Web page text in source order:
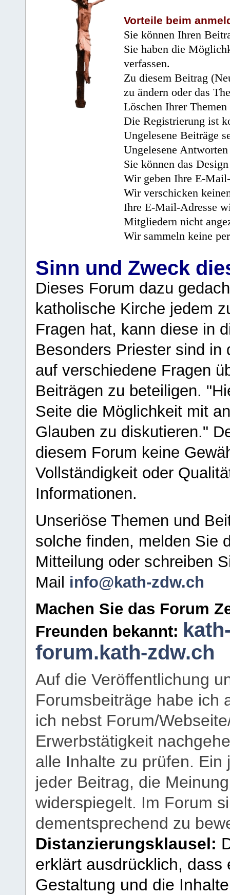
Vorteile beim
Sie können Ihren
Sie haben die
verfassen.
Zu diesem Beitrag
zu ändern oder das
Löschen Ihrer
Die Registrierung ist
Ungelesene Beiträge
Ungelesene
Sie können das
Wir geben Ihre E-
Wir verschicken
Ihre E-Mail-Adresse
Mitgliedern nicht
Wir sammeln keine
Sinn und Zweck
Dieses Forum dazu
katholische Kirche jedem
Fragen hat, kann diese in
Besonders Priester sind in
auf verschiedene Fragen
Beiträgen zu beteiligen.
Seite die Möglichkeit mit
Glauben zu diskutieren."
diesem Forum keine
Vollständigkeit oder
Informationen.
Unseriöse Themen und
solche finden, melden Sie
Mitteilung oder schreiben
Mail info@kath-zdw.ch
Machen Sie das Forum
Freunden bekannt:
forum.kath-zdw.ch
Auf die Veröffentlichung
Forumsbeiträge habe ich
ich nebst Forum/
Erwerbstätigkeit
alle Inhalte zu prüfen.
jeder Beitrag, die
widerspiegelt. Im Forum
dementsprechend zu
Distanzierungsklausel:
erklärt ausdrücklich,
Gestaltung und die